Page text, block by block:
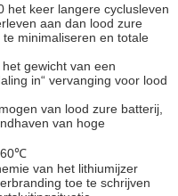
het keer langere cyclusleven
aan dan lood zure
minimaliseren en totale
gewicht van een
in“ vervanging voor lood
van lood zure batterij,
van hoge
van het lithiumijzer
toe te schrijven